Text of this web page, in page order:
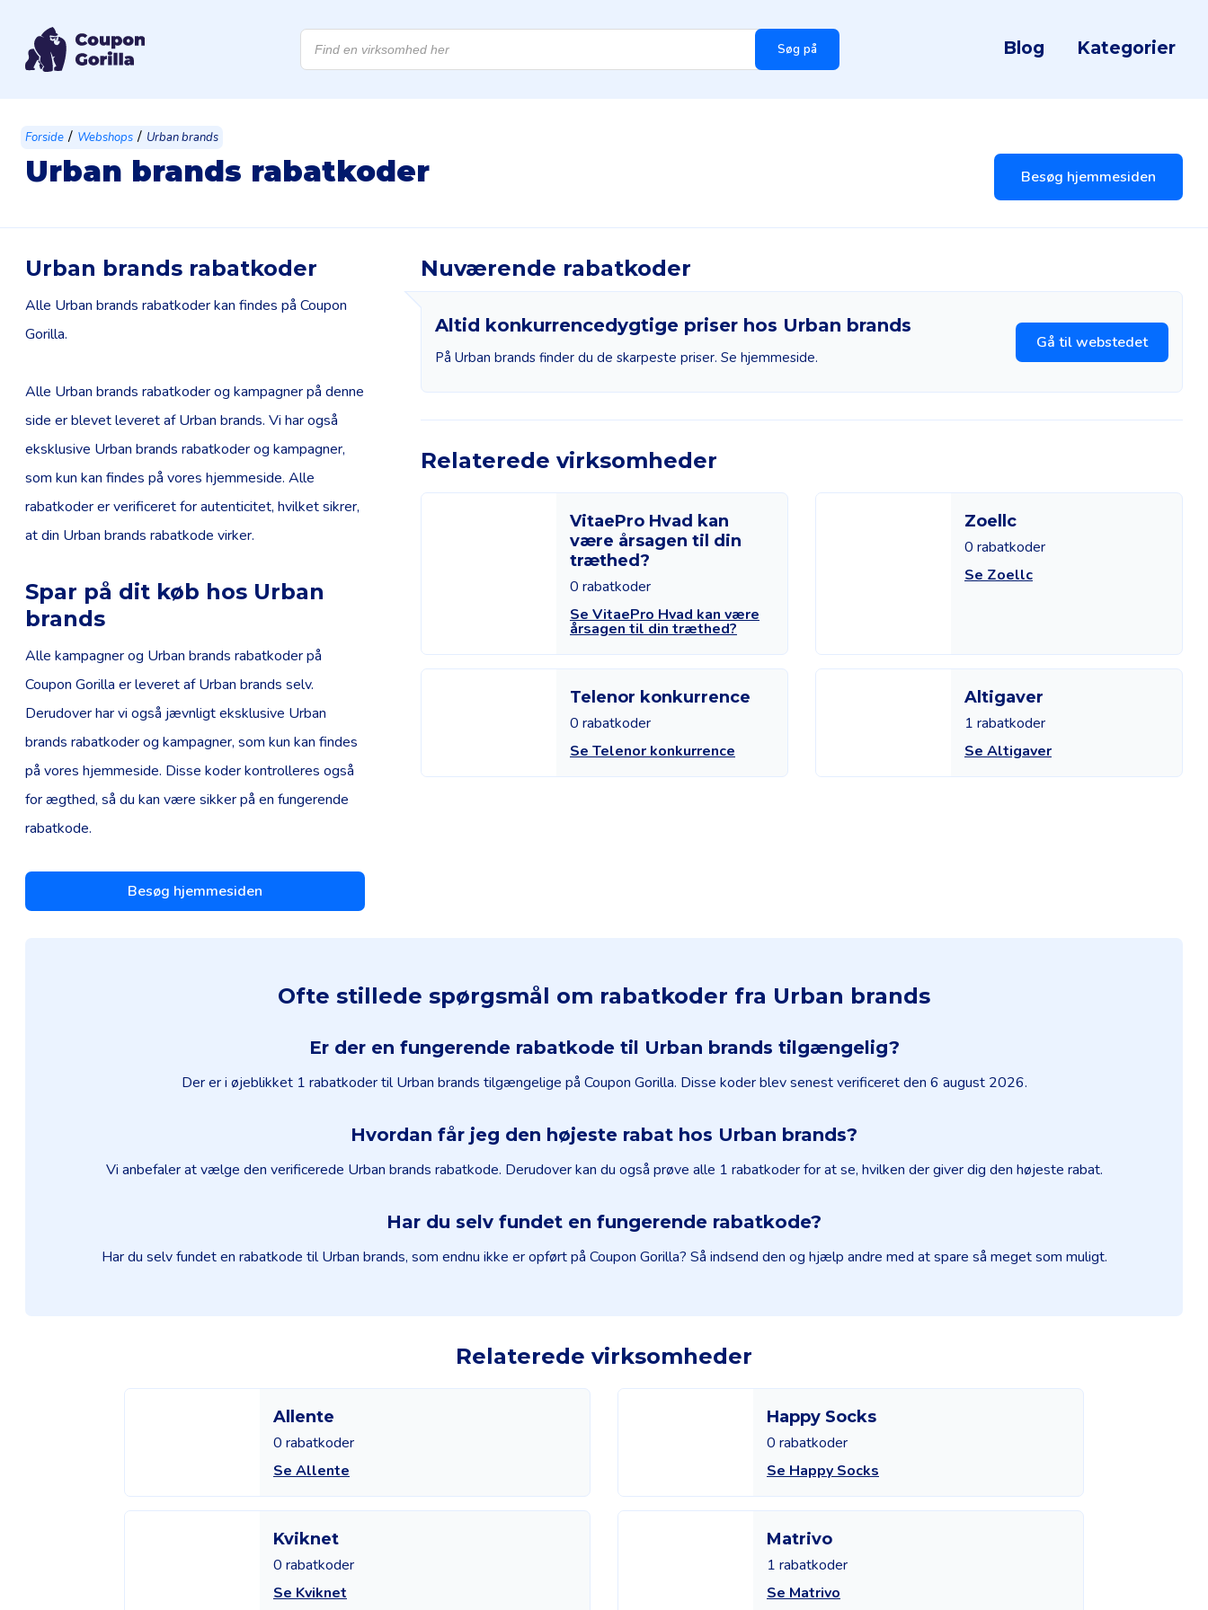
Products
search Søg på Blog Kategorier
Forside / Webshops / Urban brands
Urban brands rabatkoder Besøg hjemmesiden
Urban brands rabatkoder
Alle Urban brands rabatkoder kan findes på Coupon
Gorilla.
Alle Urban brands rabatkoder og kampagner på denne
side er blevet leveret af Urban brands. Vi har også
eksklusive Urban brands rabatkoder og kampagner,
som kun kan findes på vores hjemmeside. Alle
rabatkoder er verificeret for autenticitet, hvilket sikrer,
at din Urban brands rabatkode virker.
Spar på dit køb hos Urban
brands
Alle kampagner og Urban brands rabatkoder på
Coupon Gorilla er leveret af Urban brands selv.
Derudover har vi også jævnligt eksklusive Urban
brands rabatkoder og kampagner, som kun kan findes
på vores hjemmeside. Disse koder kontrolleres også
for ægthed, så du kan være sikker på en fungerende
rabatkode.
Besøg hjemmesiden
Nuværende rabatkoder
Altid konkurrencedygtige priser hos Urban brands
På Urban brands finder du de skarpeste priser. Se hjemmeside.
Gå til webstedet
Relaterede virksomheder
VitaePro Hvad kan
være årsagen til din
træthed?
0 rabatkoder
Se VitaePro Hvad kan være
årsagen til din træthed?
Zoellc
0 rabatkoder
Se Zoellc
Telenor konkurrence
0 rabatkoder
Se Telenor konkurrence
Altigaver
1 rabatkoder
Se Altigaver
Ofte stillede spørgsmål om rabatkoder fra Urban brands
Er der en fungerende rabatkode til Urban brands tilgængelig?
Der er i øjeblikket 1 rabatkoder til Urban brands tilgængelige på Coupon Gorilla. Disse koder blev senest verificeret den 6 august 2026.
Hvordan får jeg den højeste rabat hos Urban brands?
Vi anbefaler at vælge den verificerede Urban brands rabatkode. Derudover kan du også prøve alle 1 rabatkoder for at se, hvilken der giver dig den højeste rabat.
Har du selv fundet en fungerende rabatkode?
Har du selv fundet en rabatkode til Urban brands, som endnu ikke er opført på Coupon Gorilla? Så indsend den og hjælp andre med at spare så meget som muligt.
Relaterede virksomheder
Allente
0 rabatkoder
Se Allente
Happy Socks
0 rabatkoder
Se Happy Socks
Kviknet
0 rabatkoder
Se Kviknet
Matrivo
1 rabatkoder
Se Matrivo